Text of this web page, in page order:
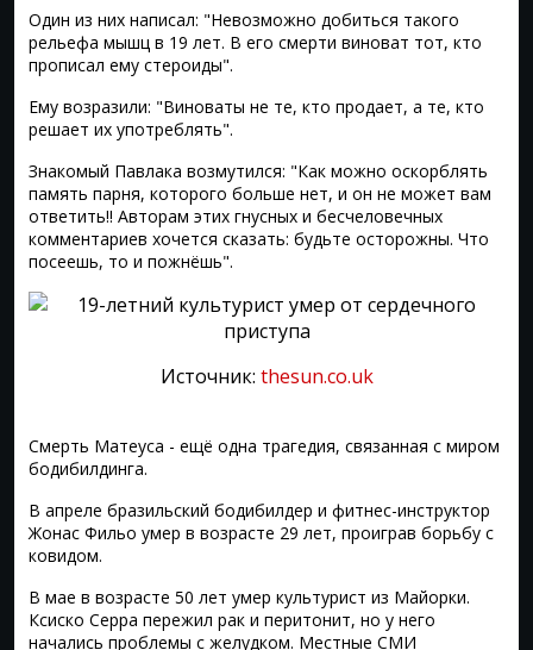
Один из них написал: "Невозможно добиться такого
рельефа мышц в 19 лет. В его смерти виноват тот, кто
прописал ему стероиды".
Ему возразили: "Виноваты не те, кто продает, а те, кто
решает их употреблять".
Знакомый Павлака возмутился: "Как можно оскорблять
память парня, которого больше нет, и он не может вам
ответить!! Авторам этих гнусных и бесчеловечных
комментариев хочется сказать: будьте осторожны. Что
посеешь, то и пожнёшь".
Источник: thesun.co.uk
Смерть Матеуса - ещё одна трагедия, связанная с миром
бодибилдинга.
В апреле бразильский бодибилдер и фитнес-инструктор
Жонас Фильо умер в возрасте 29 лет, проиграв борьбу с
ковидом.
В мае в возрасте 50 лет умер культурист из Майорки.
Ксиско Серра пережил рак и перитонит, но у него
начались проблемы с желудком. Местные СМИ